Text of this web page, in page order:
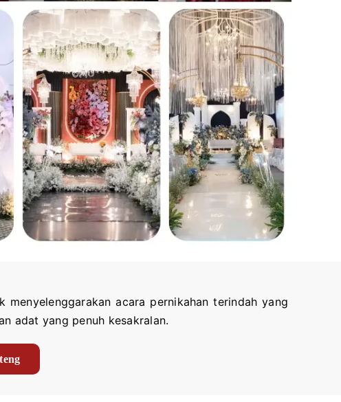
acara pernikahan terindah yang
adat yang penuh kesakralan.